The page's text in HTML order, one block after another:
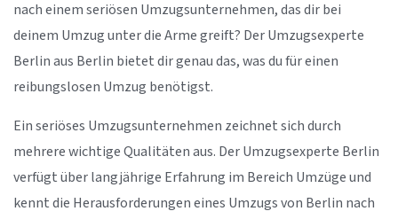
nach einem seriösen Umzugsunternehmen, das dir bei
deinem Umzug unter die Arme greift? Der Umzugsexperte
Berlin aus Berlin bietet dir genau das, was du für einen
reibungslosen Umzug benötigst.
Ein seriöses Umzugsunternehmen zeichnet sich durch
mehrere wichtige Qualitäten aus. Der Umzugsexperte Berlin
verfügt über langjährige Erfahrung im Bereich Umzüge und
kennt die Herausforderungen eines Umzugs von Berlin nach